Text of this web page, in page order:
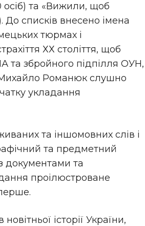
та «Вижили, щоб
До списків внесено імена
тюрмах і
ХХ століття, щоб
та збройного підпілля ОУН,
Михайло Романюк слушно
укладання
та іншомовних слів і
та предметний
документами та
проілюстроване
історії України,